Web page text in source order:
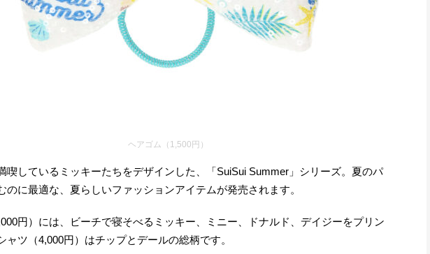
ヘアゴム（1,500円）
喫しているミッキーたちをデザインした、「SuiSui Summer」シリーズ。夏のパ
のに最適な、夏らしいファッションアイテムが発売されます。
円）には、ビーチで寝そべるミッキー、ミニー、ドナルド、デイジーをプリン
ャツ（4,000円）はチップとデールの総柄です。